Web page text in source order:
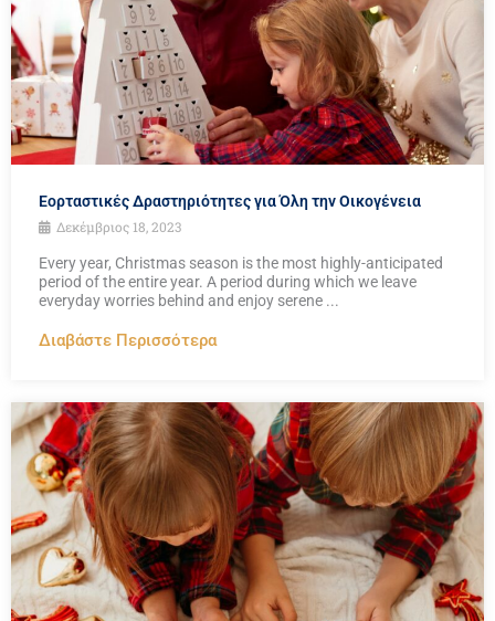
Εορταστικές Δραστηριότητες για Όλη την Οικογένεια
Δεκέμβριος 18, 2023
Every year, Christmas season is the most highly-anticipated
period of the entire year. A period during which we leave
everyday worries behind and enjoy serene ...
Διαβάστε Περισσότερα